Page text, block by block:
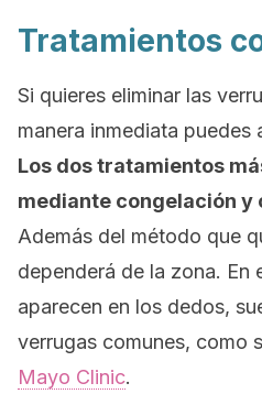
Tratamientos
Si quieres eliminar las
manera inmediata puedes
Los dos tratamientos
mediante congelación y
Además del método que
dependerá de la zona. En
aparecen en los dedos,
verrugas comunes, como
Mayo Clinic.